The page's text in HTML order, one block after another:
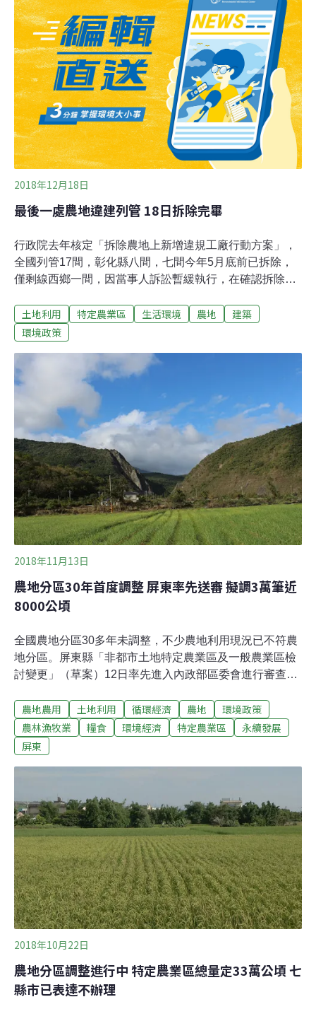
作物也很困難。他說，隨著自然及經濟環境改變，內政部
要求各縣市檢討劃定的特農區，由於大柑園等三個特農區
的生產及灌溉水源等條件沒有以前好，所以自去年底起，
經內政部核備通過，陸續調整為一般農業區，鬆綁當地過
於嚴格的土地使用限制，讓民眾可依地區發展條件及自身
需求，要改種植其他農作物或是將土地轉做其他目的使
用。
2018年12月18日
最後一處農地違建列管 18日拆除完畢
行政院去年核定「拆除農地上新增違規工廠行動方案」，
全國列管17間，彰化縣八間，七間今年5月底前已拆除，
僅剩線西鄉一間，因當事人訴訟暫緩執行，在確認拆除無
行完畢，但為數龐大違章工廠仍是棘手課題。為遏止農地
「種」工廠！行政院去年10月核定「保護農地」，總統蔡
波共被列入八家，包括鹿港鎮四件、秀水鄉一件、線西鄉
三件；其中已蓋成工廠三件、興蓋中五件，分別是鋼筋混
泥土、鋼骨鐵皮等。今年2月執行公權力介入強制拆除，
爾後業者或自行拆除，陸續都在5月前都執行完畢；線西
鄉占地2040平方公尺鐵皮建物，業者提出訴訟，建設處查
證內部堆置橡膠等物品，侵占特定農業區，12日發出公文
下達最後通牒，業者同意自行拆除。
土地利用 特定農業區 生活環境 農地
建築
環境政策
2018年11月13日
農地分區30年首度調整 屏東率先送審 擬調3萬筆近
8000公頃
全國農地分區30多年未調整，不少農地利用現況已不符農
地分區。屏東縣「非都市土地特定農業區及一般農業區檢
討變更」（草案）12日率先進入內政部區委會進行審查。
他縣市的參考指標，審查委員特別謹慎以待。屏東提出3
萬筆、共7,938公頃的農地的分區調整，調整後，農業區總
量大致不變。其中，3,134公頃台糖土地將轉為特定農業
區，但555公頃的特定專用區調整則涉及國防用地。專案
內政部依《區域計畫法》要求各縣市進行農地分區調整，
讓代表優良農地、但實際農作條件變差的「特定農業區」
改為「一般農業區」，現況農作條件變好的「一般農業
區」則改成「特定農業區」，未來也將適度銜接國土計
畫。
農地農用 土地利用 循環經濟 農地
環境政策
農林漁牧業
糧食 環境經濟 特定農業區
永續發展
屏東
2018年10月22日
農地分區調整進行中 特定農業區總量定33萬公頃 七
縣市已表達不辦理